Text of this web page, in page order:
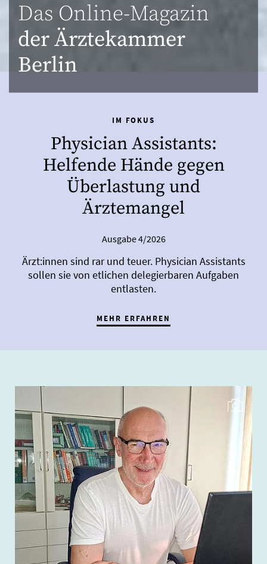
Das Online-Magazin
der Ärztekammer
Berlin
IM FOKUS
Physician Assistants:
Helfende Hände gegen
Überlastung und
Ärztemangel
Ausgabe 4/2026
Ärzt:innen sind rar und teuer. Physician Assistants
sollen sie von etlichen delegierbaren Aufgaben
entlasten.
MEHR ERFAHREN